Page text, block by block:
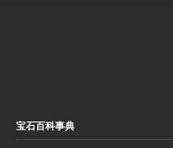
宝石百科事典